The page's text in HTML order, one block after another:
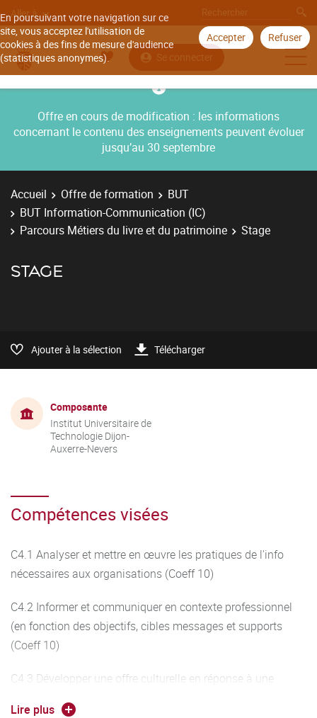
En poursuivant votre navigation sur ce
site, vous acceptez l'utilisation de
cookies à des fins de mesure d'audience
(statistiques anonymes).
Accepter Refuser
Aller à
Se connecter
Offre en cours de modification : les informations
concernant le contenu des enseignements peuvent évoluer
jusqu’au 30 septembre
Accueil Offre de formation
BUT
BUT Information-Communication (IC)
Parcours Métiers du livre et du patrimoine
Stage
STAGE
Ajouter à la sélection Télécharger
Composante
Institut Universitaire de
Technologie Dijon-
Auxerre-Nevers
Compétences visées
C4.1 Analyser et mettre en œuvre les pratiques de l'info
nécessaires aux organisations (Coeff 10)
C4.2 Informer et communiquer en contexte professionnel
(en fonction des objectifs, cibles messages et supports
(Coeff 10)
C4.3 Développer une offre culturelle en réponse à une
Lire plus